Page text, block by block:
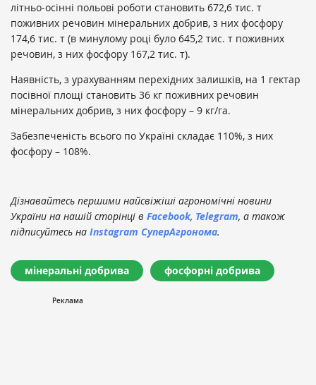
літньо-осінні польові роботи становить 672,6 тис. т
поживних речовин мінеральних добрив, з них фосфору
174,6 тис. т (в минулому році було 645,2 тис. т поживних
речовин, з них фосфору 167,2 тис. т).
Наявність, з урахуванням перехідних залишків, на 1 гектар
посівної площі становить 36 кг поживних речовин
мінеральних добрив, з них фосфору – 9 кг/га.
Забезпеченість всього по Україні складає 110%, з них
фосфору – 108%.
Дізнавайтесь першими найсвіжіші агрономічні новини
України на нашій сторінці в Facebook, Telegram, а також
підписуйтесь на Instagram СуперАгронома.
мінеральні добрива фосфорні добрива